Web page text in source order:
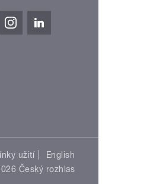
užití
English
Český rozhlas